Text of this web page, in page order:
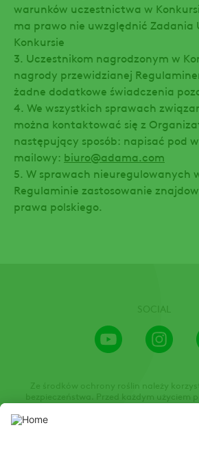
warunków uczestnictwa w
ma prawo nie uwzględnić Zadania
Konkursie
3. Uczestnikom nagrodzonym w
nagrody przewidzianej
żadne dodatkowe świadczenia
4. We wszystkich sprawach
można kontaktować się z
następujący sposób: napisać pod
mailowy: biuro@adama.com
5. W sprawach nieuregulowanych
Regulaminie zastosowanie
prawa polskiego.
SOCIAL
Youtube
Channel
Ze środków ochrony roślin należy
bezpieczeństwa. Przed każdym użyciem
zamieszczone w etykiecie i informacje
uwagę na zwroty wskazujące rodzaj
środków bezpieczeństwa